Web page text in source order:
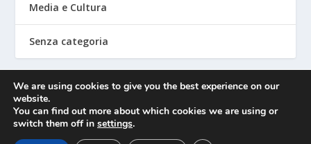
Media e Cultura
Senza categoria
Mediafighter
We are using cookies to give you the best experience on our
website.
You can find out more about which cookies we are using or
switch them off in settings.